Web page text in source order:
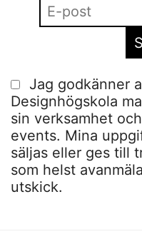
Jag godkänner
Designhögskola
sin verksamhet
events. Mina
säljas eller ges till
som helst
utskick.